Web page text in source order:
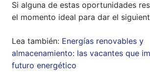
Si alguna de estas oportunidades
el momento ideal para dar el
Lea también: Energías renovables y
almacenamiento: las vacantes que
futuro energético